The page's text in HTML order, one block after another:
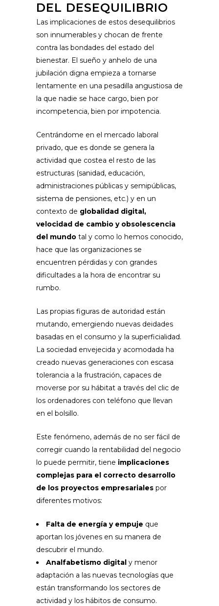
DEL DESEQUILIBRIO
Las implicaciones de estos desequilibrios
son innumerables y chocan de frente
contra las bondades del estado del
bienestar. El sueño y anhelo de una
jubilación digna empieza a tornarse
lentamente en una pesadilla angustiosa de
la que nadie se hace cargo, bien por
incompetencia, bien por impotencia.
Centrándome en el mercado laboral
privado, que es donde se genera la
actividad que costea el resto de las
estructuras (sanidad, educación,
administraciones públicas y semipúblicas,
sistema de pensiones, etc.) y en un
contexto de globalidad digital,
velocidad de cambio y obsolescencia
del mundo tal y como lo hemos conocido,
hace que las organizaciones se
encuentren pérdidas y con grandes
dificultades a la hora de encontrar su
rumbo.
Las propias figuras de autoridad están
mutando, emergiendo nuevas deidades
basadas en el consumo y la superficialidad.
La sociedad envejecida y acomodada ha
creado nuevas generaciones con escasa
tolerancia a la frustración, capaces de
moverse por su hábitat a través del clic de
los ordenadores con teléfono que llevan
en el bolsillo.
Este fenómeno, además de no ser fácil de
corregir cuando la rentabilidad del negocio
lo puede permitir, tiene implicaciones
complejas para el correcto desarrollo
de los proyectos empresariales por
diferentes motivos:
Falta de energía y empuje que
aportan los jóvenes en su manera de
descubrir el mundo.
Analfabetismo digital y menor
adaptación a las nuevas tecnologías que
están transformando los sectores de
actividad y los hábitos de consumo.